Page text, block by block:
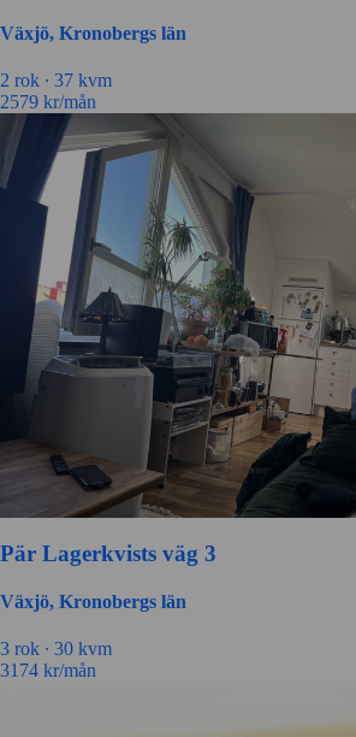
Växjö, Kronobergs län
2 rok ∙ 37 kvm
2579 kr/mån
Pär Lagerkvists väg 3
Växjö, Kronobergs län
3 rok ∙ 30 kvm
3174 kr/mån